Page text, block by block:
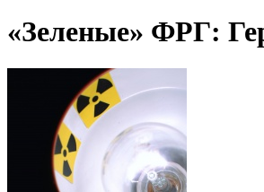
«Зеленые» ФРГ: